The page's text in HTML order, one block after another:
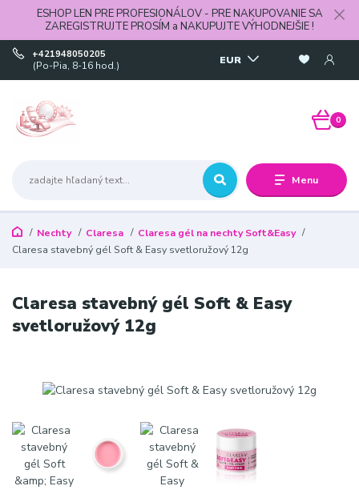
ESHOP LEN PRE PROFESIONÁLOV - PRE NAKUPOVANIE SA
ZAREGISTRUJTE PROSÍM a NAKUPUJTE VÝHODNEJŠIE !
Menu
EUR
+421948050205
(Po-Pia, 8-16 hod.)
0
Nechty Claresa
Claresa gél na nechty Soft&Easy
Claresa stavebný gél Soft & Easy svetloružový 12g
Claresa stavebný gél Soft & Easy
svetloružový 12g